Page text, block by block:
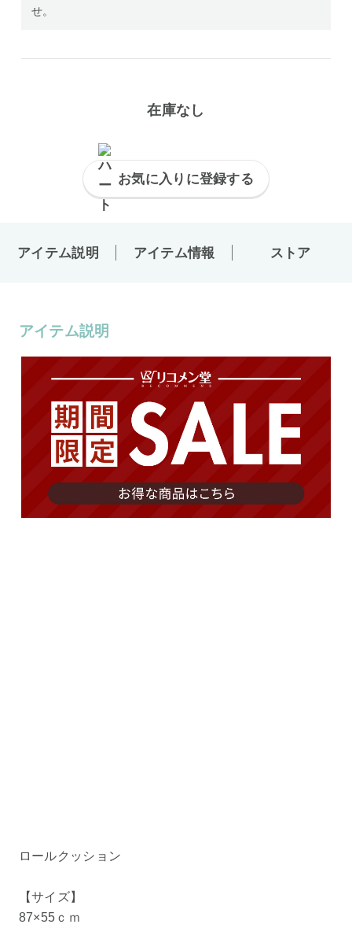
せ。
在庫なし
お気に入りに登録する
アイテム説明 アイテム情報 ストア
アイテム説明
ロールクッション
【サイズ】
87×55ｃｍ